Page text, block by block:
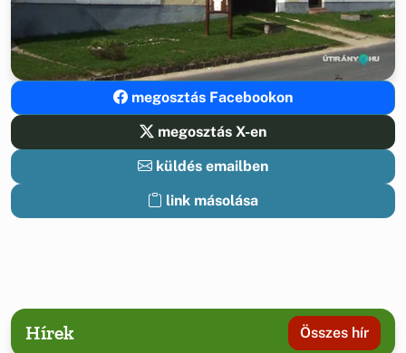
megosztás Facebookon
megosztás X-en
küldés emailben
link másolása
Hírek Összes hír